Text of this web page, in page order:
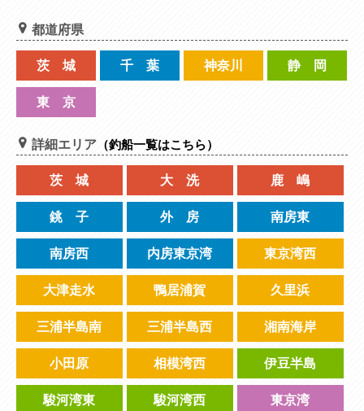
都道府県
茨 城
千 葉 神奈川 静 岡
東 京
詳細エリア （釣船一覧はこちら）
茨 城 大 洗 鹿 嶋
銚 子 外 房 南房東
南房西 内房東京湾 東京湾西
大津走水 鴨居浦賀 久里浜
三浦半島南 三浦半島西 湘南海岸
小田原 相模湾西 伊豆半島
駿河湾東 駿河湾西 東京湾